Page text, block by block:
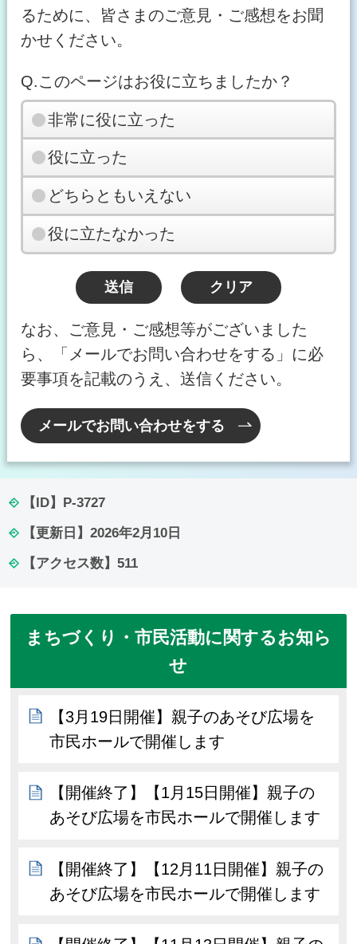
るために、皆さまのご意見・ご感想をお聞
かせください。
Q.このページはお役に立ちましたか？
非常に役に立った
役に立った
どちらともいえない
役に立たなかった
なお、ご意見・ご感想等がございました
ら、「メールでお問い合わせをする」に必
要事項を記載のうえ、送信ください。
メールでお問い合わせをする
【ID】 P-3727
【更新日】 2026年2月10日
【アクセス数】 511
まちづくり・市民活動に関するお知ら
せ
【3月19日開催】親子のあそび広場を
市民ホールで開催します
【開催終了】【1月15日開催】親子の
あそび広場を市民ホールで開催します
【開催終了】【12月11日開催】親子の
あそび広場を市民ホールで開催します